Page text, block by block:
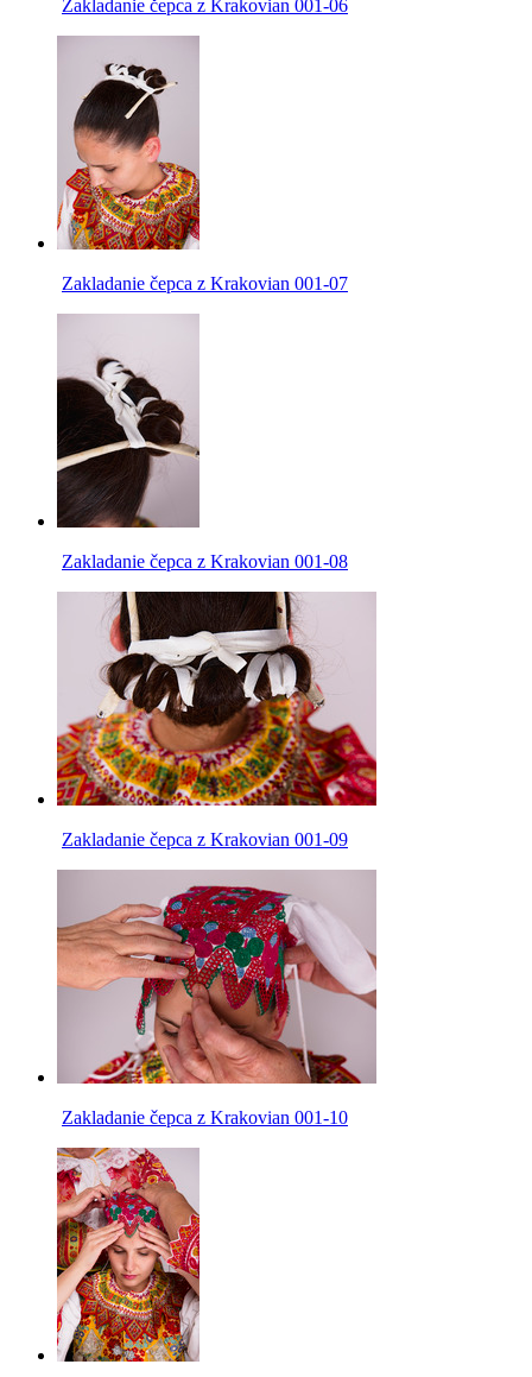
Zakladanie čepca z Krakovian 001-06
Zakladanie čepca z Krakovian 001-07
Zakladanie čepca z Krakovian 001-08
Zakladanie čepca z Krakovian 001-09
Zakladanie čepca z Krakovian 001-10